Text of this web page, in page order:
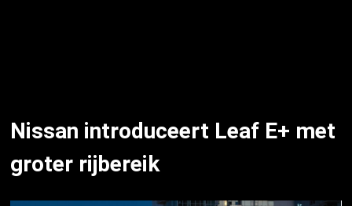
Nissan introduceert Leaf E+ met
groter rijbereik